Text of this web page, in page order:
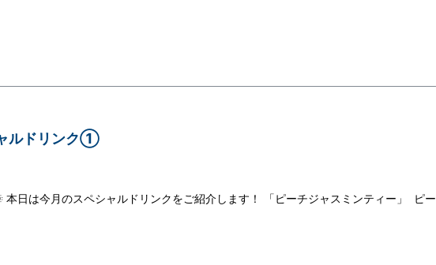
ルドリンク①
本日は今月のスペシャルドリンクをご紹介します！ 「ピーチジャスミンティー」 ピー